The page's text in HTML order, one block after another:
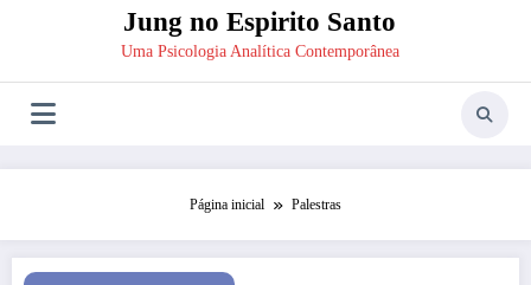
Jung no Espirito Santo
Uma Psicologia Analítica Contemporânea
Página inicial Palestras